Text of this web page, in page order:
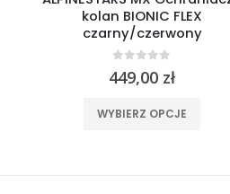
kolan BIONIC FLEX
czarny/czerwony
out of 5
449,00 zł
WYBIERZ OPCJE
wiele